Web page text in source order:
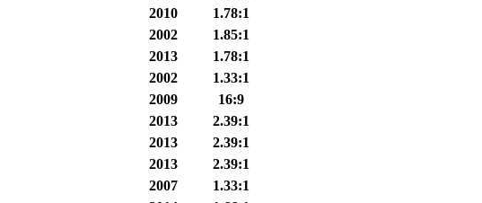
2010
1.78:1
2002
1.85:1
2013
1.78:1
2002
1.33:1
2009
16:9
2013
2.39:1
2013
2.39:1
2013
2.39:1
2007
1.33:1